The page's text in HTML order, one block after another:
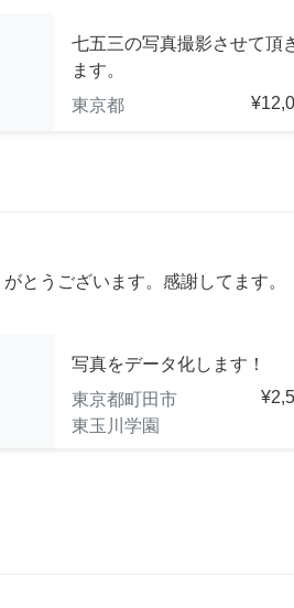
七五三の写真撮影させて頂
ます。
東京都
とうございます。感謝してます。
写真をデータ化します！
東京都町田市
東玉川学園